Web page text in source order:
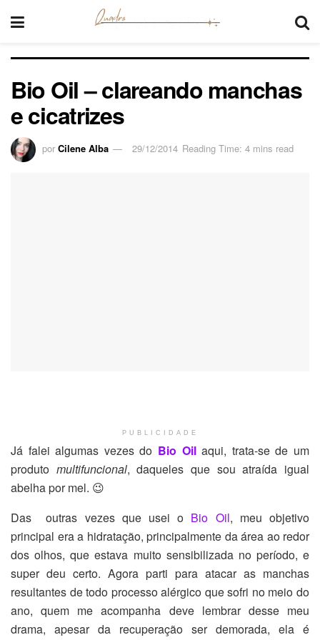
Bio Oil – clareando manchas
e cicatrizes
por Cilene Alba 29/12/2014 Reading Time: 4 mins read
PUBLICIDADE
Já falei algumas vezes do Bio Oilaqui, trata-se de um
produto multifuncional, daqueles que sou atraída igual
abelha por mel. 😉
Das outras vezes que usei o Bio Oil, meu objetivo
principal era a hidratação, principalmente da área ao redor
dos olhos, que estava muito sensibilizada no período, e
super deu certo. Agora parti para atacar as manchas
resultantes de todo processo alérgico que sofri no meio do
ano, quem me acompanha deve lembrar desse meu
drama, apesar da recuperação ser demorada, ela é